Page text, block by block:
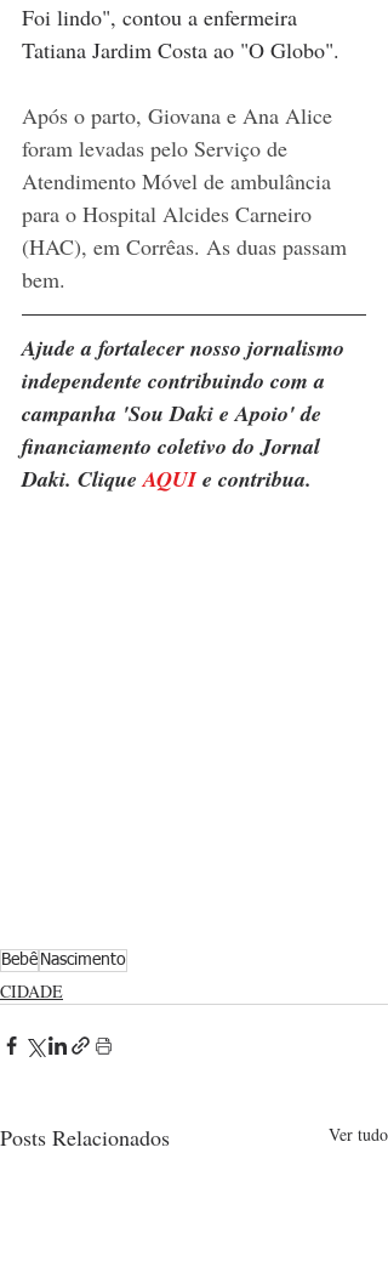
Foi lindo", contou a enfermeira
Tatiana Jardim Costa ao "O Globo".
Após o parto, Giovana e Ana Alice
foram levadas pelo Serviço de
Atendimento Móvel de ambulância
para o Hospital Alcides Carneiro
(HAC), em Corrêas. As duas passam
bem.
Ajude a fortalecer nosso jornalismo
independente contribuindo com a
campanha 'Sou Daki e Apoio' de
financiamento coletivo do Jornal
Daki. Clique AQUI e contribua.
Bebê Nascimento
CIDADE
Posts Relacionados Ver tudo